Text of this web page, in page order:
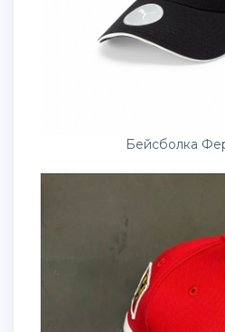
Бейсболка